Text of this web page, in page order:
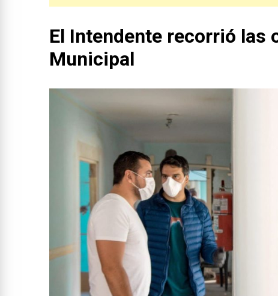
El Intendente recorrió las
Municipal